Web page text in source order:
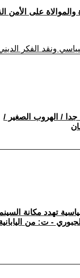
والموالاة على الأمن
ونقد الفكر
تهدد مكانة
- ت: من